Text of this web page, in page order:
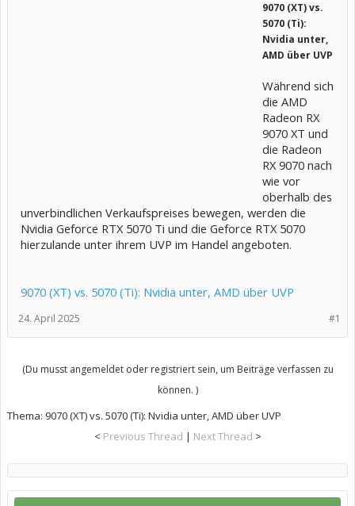
9070 (XT) vs.
5070 (Ti):
Nvidia unter,
AMD über UVP
Während sich
die AMD
Radeon RX
9070 XT und
die Radeon
RX 9070 nach
wie vor
oberhalb des
unverbindlichen Verkaufspreises bewegen, werden die
Nvidia Geforce RTX 5070 Ti und die Geforce RTX 5070
hierzulande unter ihrem UVP im Handel angeboten.
9070 (XT) vs. 5070 (Ti): Nvidia unter, AMD über UVP
#1
24. April 2025
(Du musst angemeldet oder registriert sein, um Beiträge verfassen zu
können. )
Thema: 9070 (XT) vs. 5070 (Ti): Nvidia unter, AMD über UVP
< Previous Thread | Next Thread >